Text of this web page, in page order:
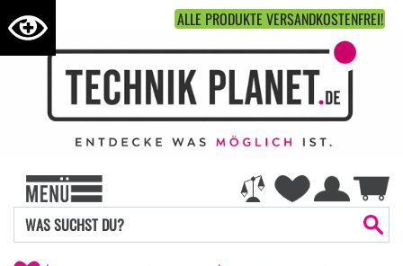
ALLE PRODUKTE VERSANDKOSTENFREI!